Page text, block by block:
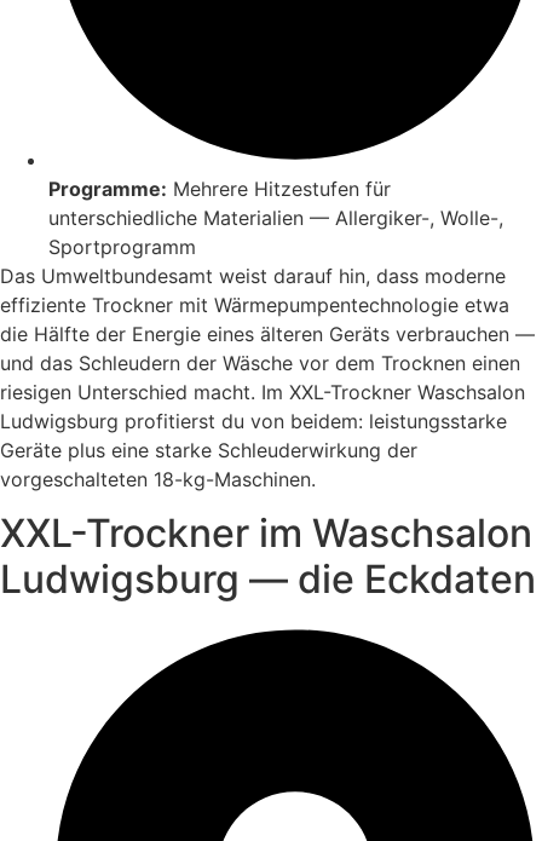
Programme: Mehrere Hitzestufen für
unterschiedliche Materialien — Allergiker-, Wolle-,
Sportprogramm
Das Umweltbundesamt weist darauf hin, dass moderne
effiziente Trockner mit Wärmepumpentechnologie etwa
die Hälfte der Energie eines älteren Geräts verbrauchen —
und das Schleudern der Wäsche vor dem Trocknen einen
riesigen Unterschied macht. Im XXL-Trockner Waschsalon
Ludwigsburg profitierst du von beidem: leistungsstarke
Geräte plus eine starke Schleuderwirkung der
vorgeschalteten 18-kg-Maschinen.
XXL-Trockner im Waschsalon
Ludwigsburg — die Eckdaten